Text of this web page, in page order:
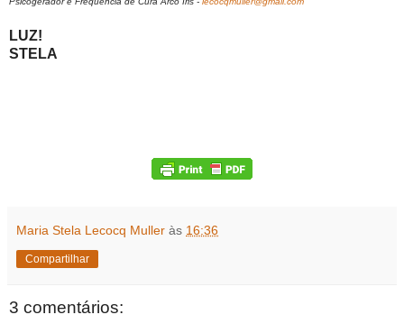
LUZ!
STELA
Maria Stela Lecocq Muller às 16:36
Compartilhar
3 comentários: